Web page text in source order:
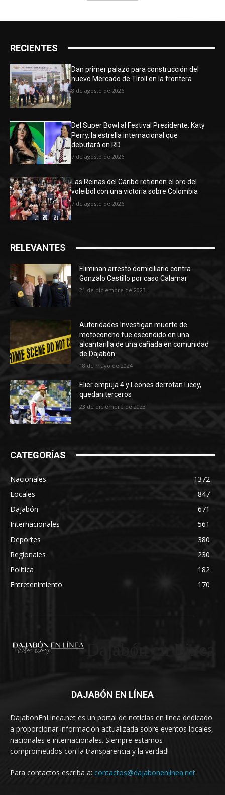
RECIENTES
Dan primer palazo para construcción del
nuevo Mercado de Tirolí en la frontera
8 de agosto de 2026
Del Super Bowl al Festival Presidente: Katy
Perry, la estrella internacional que
debutará en RD
7 de agosto de 2026
Las Reinas del Caribe retienen el oro del
voleibol con una victoria sobre Colombia
7 de agosto de 2026
RELEVANTES
Eliminan arresto domiciliario contra
Gonzalo Castillo por caso Calamar
21 de diciembre de 2023
Autoridades Investigan muerte de
motoconcho fue escondido en una
alcantarilla de una cañada en comunidad
de Dajabón.
18 de mayo de 2024
Elier empuja 4 y Leones derrotan Licey,
quedan terceros
23 de diciembre de 2023
CATEGORÍAS
Nacionales
1372
Locales
847
Dajabón
671
Internacionales
561
Deportes
380
Regionales
230
Política
182
Entretenimiento
170
DAJABÓN EN LÍNEA
DajabonEnLinea.net es un portal de noticias en línea dedicado
a proporcionar información actualizada sobre eventos locales,
nacionales e internacionales. Siempre estamos
comprometidos con la transparencia y la verdad!
Para contactos escriba a: contactos@dajabonenlinea.net